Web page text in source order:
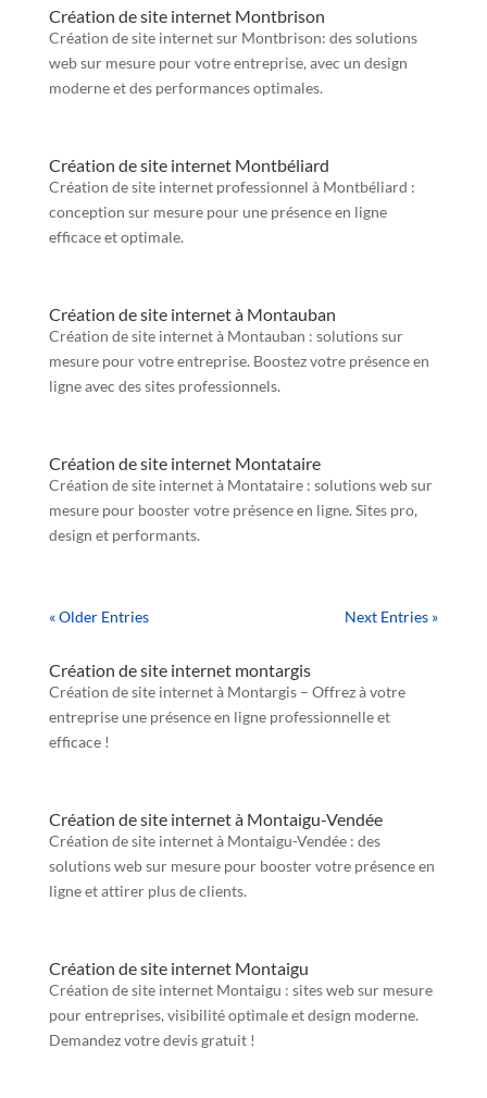
Création de site internet Montbrison
Création de site internet sur Montbrison: des solutions
web sur mesure pour votre entreprise, avec un design
moderne et des performances optimales.
Création de site internet Montbéliard
Création de site internet professionnel à Montbéliard :
conception sur mesure pour une présence en ligne
efficace et optimale.
Création de site internet à Montauban
Création de site internet à Montauban : solutions sur
mesure pour votre entreprise. Boostez votre présence en
ligne avec des sites professionnels.
Création de site internet Montataire
Création de site internet à Montataire : solutions web sur
mesure pour booster votre présence en ligne. Sites pro,
design et performants.
« Older Entries Next Entries »
Création de site internet montargis
Création de site internet à Montargis – Offrez à votre
entreprise une présence en ligne professionnelle et
efficace !
Création de site internet à Montaigu-Vendée
Création de site internet à Montaigu-Vendée : des
solutions web sur mesure pour booster votre présence en
ligne et attirer plus de clients.
Création de site internet Montaigu
Création de site internet Montaigu : sites web sur mesure
pour entreprises, visibilité optimale et design moderne.
Demandez votre devis gratuit !